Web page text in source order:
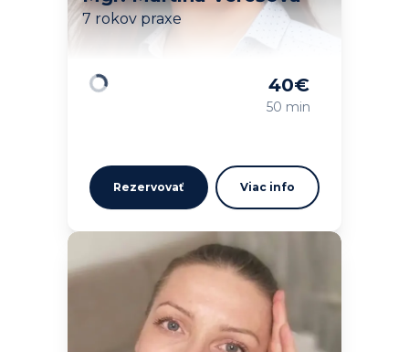
7 rokov praxe
40€
50 min
Rezervovať Viac info